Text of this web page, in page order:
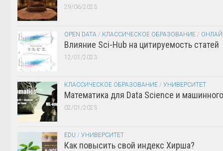
29/06/2023
OPEN DATA / КЛАССИЧЕСКОЕ ОБРАЗОВАНИЕ /
Влияние Sci-Hub на цитируемость статей
12/01/2023
КЛАССИЧЕСКОЕ ОБРАЗОВАНИЕ / УНИВЕРСИТЕТ
Математика для Data Science и
02/01/2023
EDU / УНИВЕРСИТЕТ
Как повысить свой индекс Хирша?